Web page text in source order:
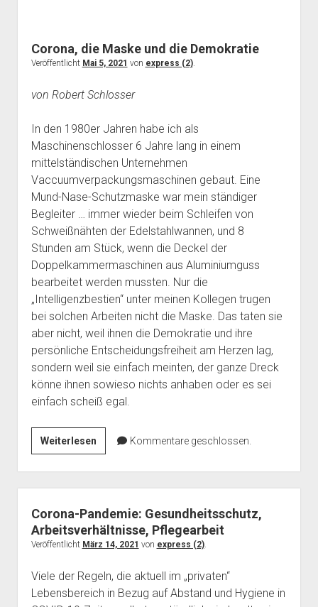
Corona, die Maske und die Demokratie
Veröffentlicht Mai 5, 2021 von express (2).
von Robert Schlosser
In den 1980er Jahren habe ich als
Maschinenschlosser 6 Jahre lang in einem
mittelständischen Unternehmen
Vaccuumverpackungsmaschinen gebaut. Eine
Mund-Nase-Schutzmaske war mein ständiger
Begleiter … immer wieder beim Schleifen von
Schweißnähten der Edelstahlwannen, und 8
Stunden am Stück, wenn die Deckel der
Doppelkammermaschinen aus Aluminiumguss
bearbeitet werden mussten. Nur die
„Intelligenzbestien“ unter meinen Kollegen trugen
bei solchen Arbeiten nicht die Maske. Das taten sie
aber nicht, weil ihnen die Demokratie und ihre
persönliche Entscheidungsfreiheit am Herzen lag,
sondern weil sie einfach meinten, der ganze Dreck
könne ihnen sowieso nichts anhaben oder es sei
einfach scheiß egal.
WeiterlesenCorona,
die
Maske
und
die
Demokratie
Kommentare geschlossen.
Corona-Pandemie: Gesundheitsschutz,
Arbeitsverhältnisse, Pflegearbeit
Veröffentlicht März 14, 2021 von express (2).
Viele der Regeln, die aktuell im „privaten“
Lebensbereich in Bezug auf Abstand und Hygiene in